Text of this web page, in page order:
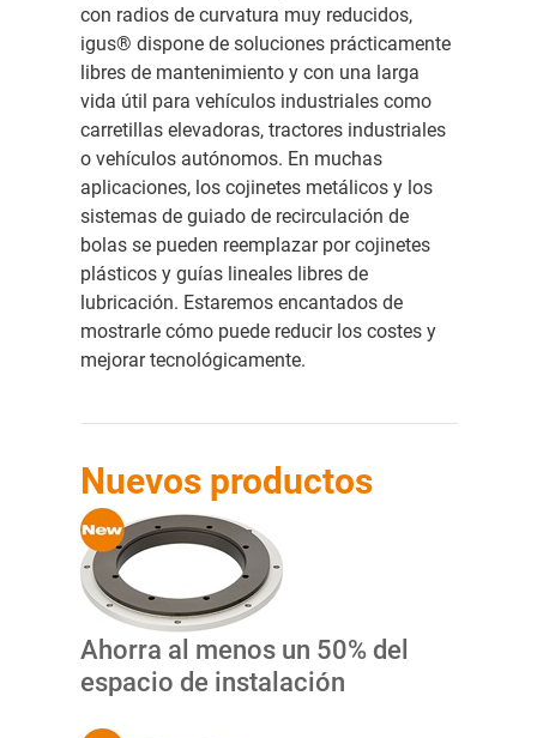
con radios de curvatura muy reducidos,
igus® dispone de soluciones prácticamente
libres de mantenimiento y con una larga
vida útil para vehículos industriales como
carretillas elevadoras, tractores industriales
o vehículos autónomos. En muchas
aplicaciones, los cojinetes metálicos y los
sistemas de guiado de recirculación de
bolas se pueden reemplazar por cojinetes
plásticos y guías lineales libres de
lubricación. Estaremos encantados de
mostrarle cómo puede reducir los costes y
mejorar tecnológicamente.
Nuevos productos
Ahorra al menos un 50% del
espacio de instalación